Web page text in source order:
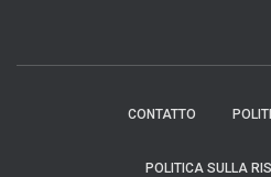
CONTATTO
POLITICA SULLA